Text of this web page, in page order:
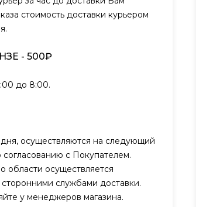
стоимость доставки курьером
- 500₽
до 8:00.
осуществляются на следующий
с Покупателем.
области осуществляется
службами доставки.
у менеджеров магазина.